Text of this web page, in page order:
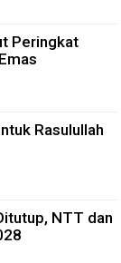
Peringkat
Rasulullah
NTT dan